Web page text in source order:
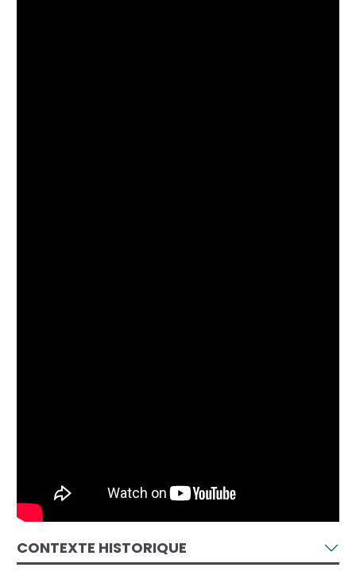
CONTEXTE HISTORIQUE